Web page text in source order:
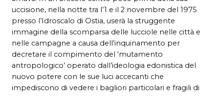
uccisione, nella notte tra l’1 e il 2 novembre del 1975
presso l’Idroscalo di Ostia, userà la struggente
immagine della scomparsa delle lucciole nelle città e
nelle campagne a causa dell’inquinamento per
decretare il compimento del ‘mutamento
antropologico’ operato dall’ideologia edonistica del
nuovo potere con le sue luci accecanti che
impediscono di vedere i bagliori particolari e fragili di